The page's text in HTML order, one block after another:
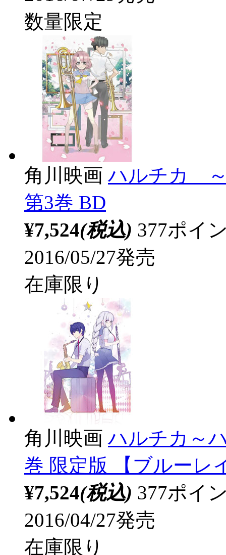
数量限定
角川映画 ハルチカ ～
第3巻 BD
¥7,524(税込) 377ポイ
2016/05/27発売
在庫限り
角川映画 ハルチカ～
巻 限定版 【ブルーレ
¥7,524(税込) 377ポイ
2016/04/27発売
在庫限り